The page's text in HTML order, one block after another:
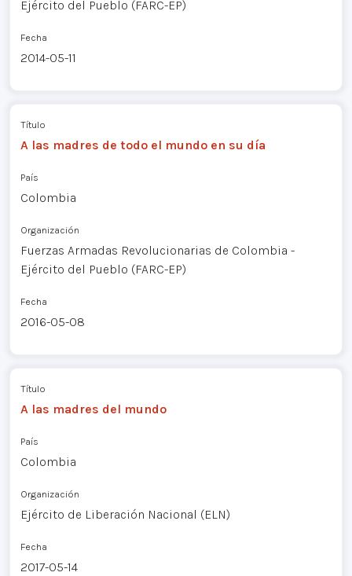
Ejército del Pueblo (FARC-EP)
Fecha
2014-05-11
Título
A las madres de todo el mundo en su día
País
Colombia
Organización
Fuerzas Armadas Revolucionarias de Colombia -
Ejército del Pueblo (FARC-EP)
Fecha
2016-05-08
Título
A las madres del mundo
País
Colombia
Organización
Ejército de Liberación Nacional (ELN)
Fecha
2017-05-14